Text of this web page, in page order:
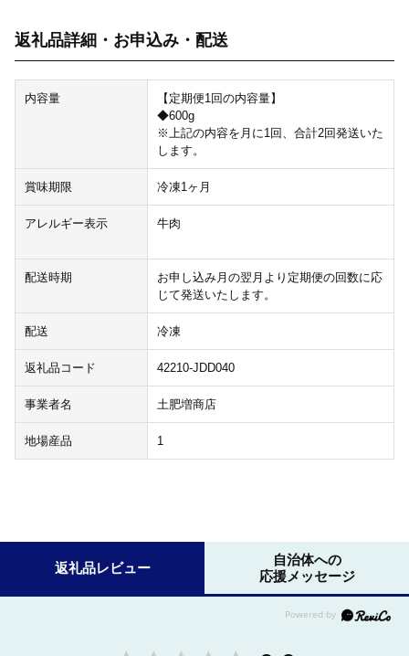
返礼品詳細・お申込み・配送
内容量
【定期便1回の内容量】
◆600g
※上記の内容を月に1回、合計2回発送いた
します。
賞味期限 冷凍1ヶ月
アレルギー表示 牛肉
配送時期
お申し込み月の翌月より定期便の回数に応
じて発送いたします。
配送 冷凍
返礼品コード 42210-JDD040
事業者名 土肥増商店
地場産品 1
返礼品レビュー
自治体への
応援メッセージ